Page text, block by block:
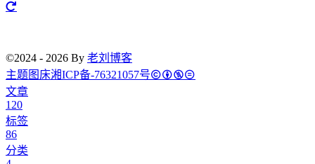
©2024 - 2026 By 老刘博客
主题 图床湘ICP备-76321057号
文章
120
标签
86
分类